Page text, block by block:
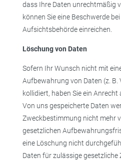
dass Ihre Daten unrechtmäßig
können Sie eine Beschwerde
Aufsichtsbehörde einreichen.
Löschung von Daten
Sofern Ihr Wunsch nicht mit
Aufbewahrung von Daten (z.
kollidiert, haben Sie ein
Von uns gespeicherte Daten
Zweckbestimmung nicht mehr
gesetzlichen
eine Löschung nicht
Daten für zulässige gesetzliche